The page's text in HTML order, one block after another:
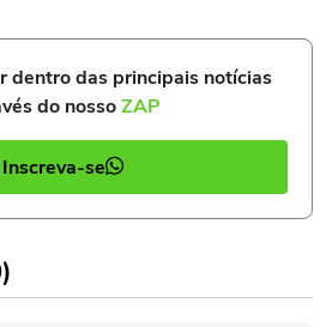
dentro das principais notícias
do nossoZAP
Inscreva-se